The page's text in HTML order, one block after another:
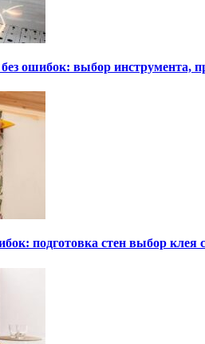
ошибок: выбор инструмента,
подготовка стен выбор клея